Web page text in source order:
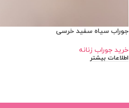
جوراب سیاه سفید خرسی
خرید جوراب زنانه
اطلاعات بیشتر